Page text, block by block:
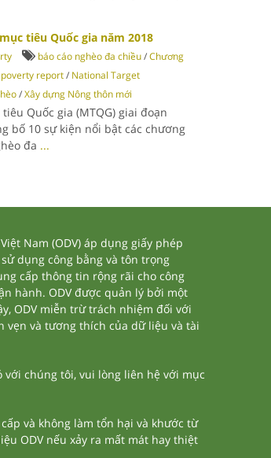
tiêu Quốc gia năm 2018
báo cáo nghèo đa chiều/Chương
report/ National Target
/Xây dựng Nông thôn mới
Quốc gia (MTQG) giai đoạn
bố 10 sự kiện nổi bật các chương
đa ...
Nam (ODV) áp dụng giấy phép
dụng công bằng và tôn trọng
cấp thông tin rộng rãi cho công
hành. ODV được quản lý bởi một
ODV miễn trừ trách nhiệm đối với
vẹn và tương thích của dữ liệu và tài
chúng tôi, vui lòng liên hệ với mục
và không làm tổn hại và khước từ
ODV nếu xảy ra mất mát hay thiệt